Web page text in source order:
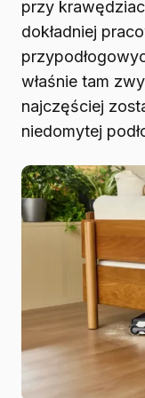
przy
dokładniej
właśnie tam
najczęściej
niedomytej